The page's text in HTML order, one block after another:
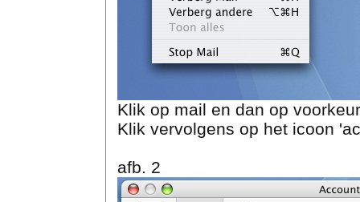
Klik op mail en dan op
Klik vervolgens op het icoon
afb. 2